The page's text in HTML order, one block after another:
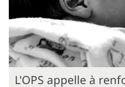
L'OPS appelle à